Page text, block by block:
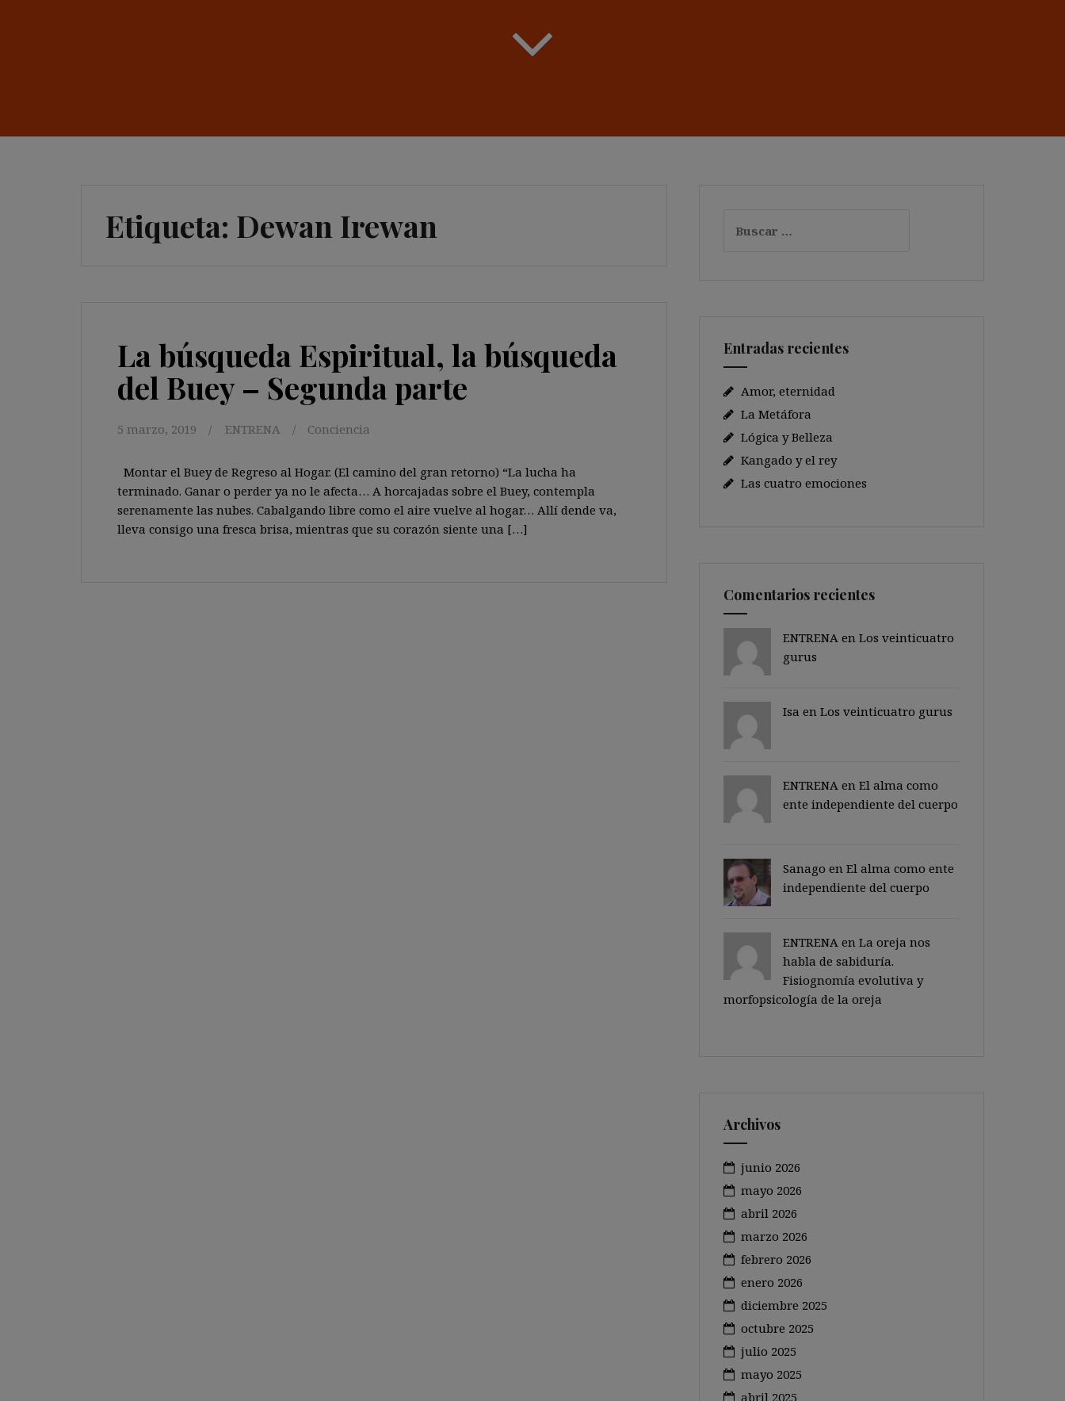
Etiqueta: Dewan Irewan
La búsqueda Espiritual, la búsqueda
del Buey – Segunda parte
5 marzo, 2019 ENTRENA Conciencia
Montar el Buey de Regreso al Hogar. (El camino del gran retorno) “La lucha ha
terminado. Ganar o perder ya no le afecta… A horcajadas sobre el Buey, contempla
serenamente las nubes. Cabalgando libre como el aire vuelve al hogar… Allí dende va,
lleva consigo una fresca brisa, mientras que su corazón siente una […]
Entradas recientes
Amor, eternidad
La Metáfora
Lógica y Belleza
Kangado y el rey
Las cuatro emociones
Comentarios recientes
ENTRENA en Los veinticuatro
gurus
Isa en Los veinticuatro gurus
ENTRENA en El alma como
ente independiente del cuerpo
Sanago en El alma como ente
independiente del cuerpo
ENTRENA en La oreja nos
habla de sabiduría.
Fisiognomía evolutiva y
morfopsicología de la oreja
Archivos
junio 2026
mayo 2026
abril 2026
marzo 2026
febrero 2026
enero 2026
diciembre 2025
octubre 2025
julio 2025
mayo 2025
abril 2025